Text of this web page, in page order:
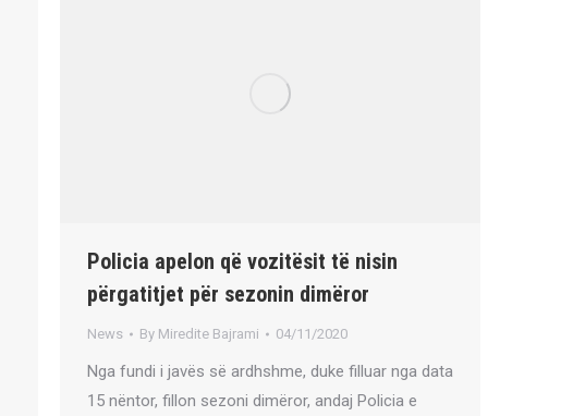
Policia apelon që vozitësit të nisin
përgatitjet për sezonin dimëror
News By Miredite Bajrami 04/11/2020
Nga fundi i javës së ardhshme, duke filluar nga data
15 nëntor, fillon sezoni dimëror, andaj Policia e